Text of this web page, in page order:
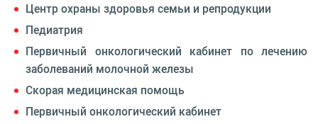
Центр охраны здоровья семьи и репродукции
Педиатрия
Первичный онкологический кабинет по лечению
заболеваний молочной железы
Скорая медицинская помощь
Первичный онкологический кабинет